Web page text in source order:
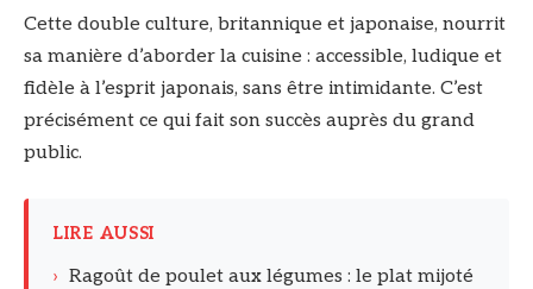
Cette double culture, britannique et japonaise, nourrit
sa manière d’aborder la cuisine : accessible, ludique et
fidèle à l’esprit japonais, sans être intimidante. C’est
précisément ce qui fait son succès auprès du grand
public.
LIRE AUSSI
› Ragoût de poulet aux légumes : le plat mijoté